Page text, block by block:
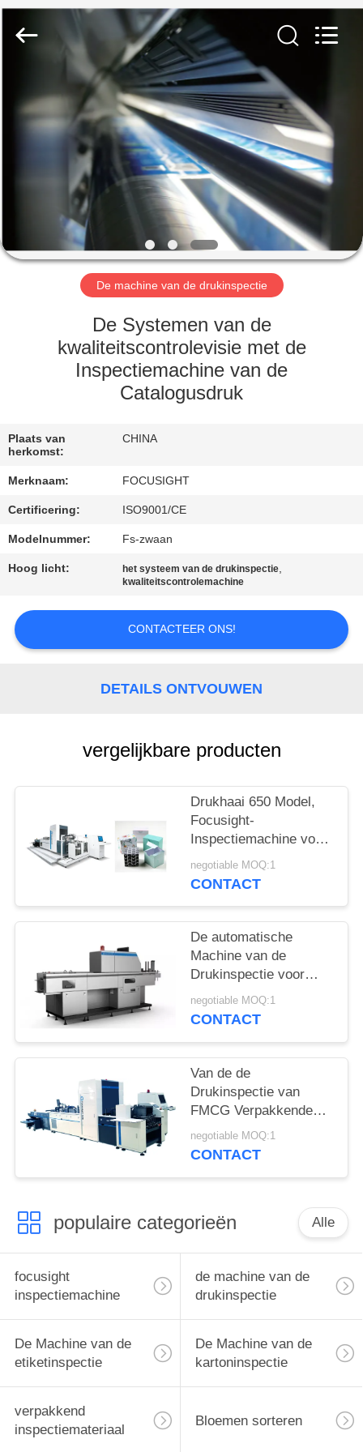
PRODUCTEN
ONGEVEER
FABRIEKSREIS
KWALITEITSCONTROLE
CONTACTEER
NIEUWS
OM
EEN
CITAAT
SITEMAP
Rights
De machine van de drukinspectie
De Systemen van de
kwaliteitscontrolevisie met de
Inspectiemachine van de
Catalogusdruk
Plaats van
herkomst:
CHINA
Merknaam: FOCUSIGHT
Certificering: ISO9001/CE
Modelnummer: Fs-zwaan
Hoog licht: het systeem van de drukinspectie,
kwaliteitscontrolemachine
CONTACTEER ONS!
DETAILS ONTVOUWEN
vergelijkbare producten
Drukhaai 650 Model,
Focusight-
Inspectiemachine voor
Wodka die Kartons
vouwen
negotiable MOQ:1
CONTACT
De automatische
Machine van de
Drukinspectie voor
Kledingstuk etiketteert
Systeem voor
negotiable MOQ:1
CONTACT
Van de de
Drukinspectie van
FMCG Verpakkende
Machine 250m/Min
voor het Vouwen van
negotiable MOQ:1
CONTACT
populaire categorieën Alle
focusight
inspectiemachine
de machine van de
drukinspectie
De Machine van de
etiketinspectie
De Machine van de
kartoninspectie
verpakkend
inspectiemateriaal
Bloemen sorteren